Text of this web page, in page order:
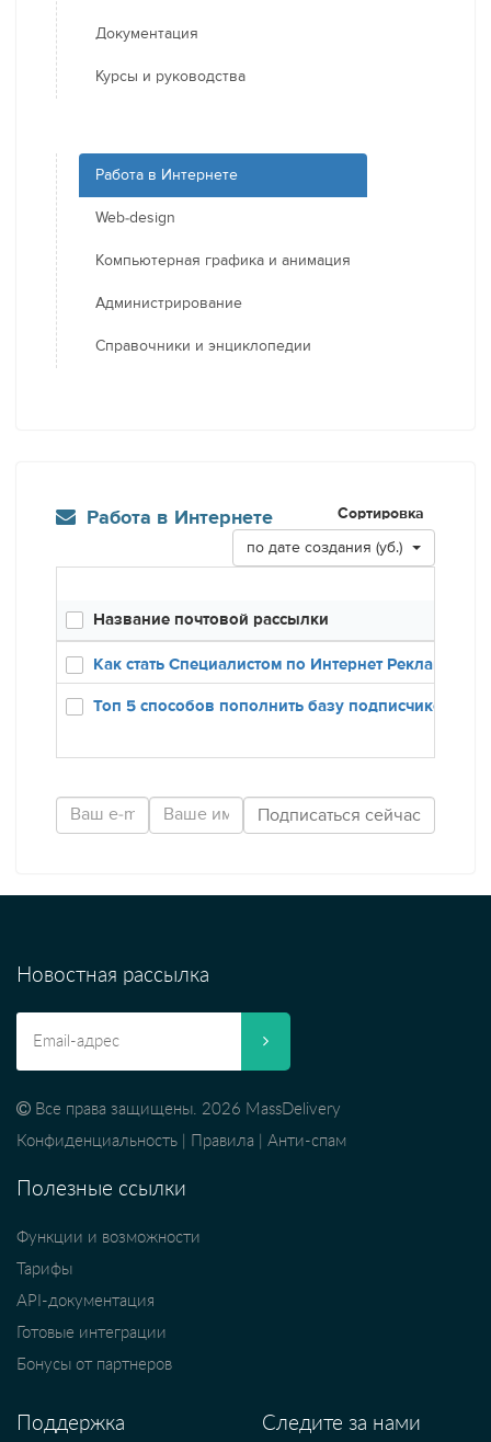
Документация
Курсы и руководства
Работа в Интернете
Web-design
Компьютерная графика и анимация
Администрирование
Справочники и энциклопедии
Работа в Интернете Сортировка
по дате создания (уб.)
Название почтовой рассылки
Как стать Специалистом по Интернет Рекламе
Топ 5 способов пополнить базу подписчиков
Новостная рассылка
Все права защищены. 2026 MassDelivery
Конфиденциальность
Правила Анти-спам
Полезные ссылки
Функции и возможности
Тарифы
API-документация
Готовые интеграции
Бонусы от партнеров
Поддержка Следите за нами